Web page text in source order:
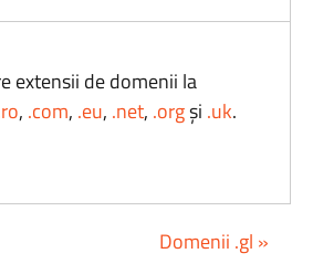
extensii de domenii la
, .com, .eu, .net, .orgși .uk.
Domenii .gl »